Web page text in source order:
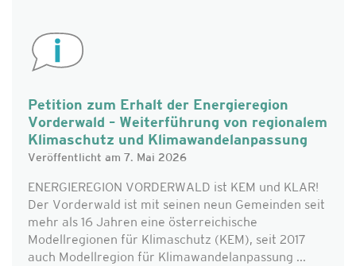
Petition zum Erhalt der Energieregion
Vorderwald – Weiterführung von regionalem
Klimaschutz und Klimawandelanpassung
Veröffentlicht am 7. Mai 2026
ENERGIEREGION VORDERWALD ist KEM und KLAR!
Der Vorderwald ist mit seinen neun Gemeinden seit
mehr als 16 Jahren eine österreichische
Modellregionen für Klimaschutz (KEM), seit 2017
auch Modellregion für Klimawandelanpassung ...